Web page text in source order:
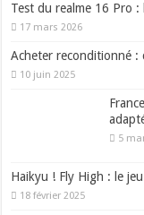
Test du realme 16 Pro
17 mars 2026
Acheter reconditionné :
10 juin 2025
5
Haikyu ! Fly High : le
18 février 2025